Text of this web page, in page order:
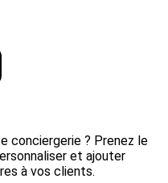
conciergerie ? Prenez le
et ajouter
à vos clients.